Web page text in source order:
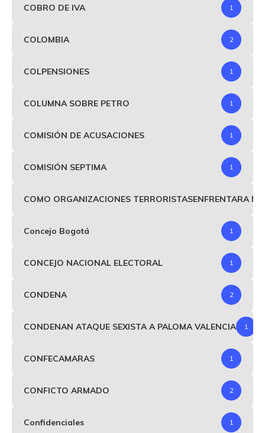
COBRO DE IVA 1
COLOMBIA 2
COLPENSIONES 1
COLUMNA SOBRE PETRO 1
COMISIÓN DE ACUSACIONES 1
COMISIÓN SEPTIMA 1
COMO ORGANIZACIONES TERRORISTASENFRENTARA
Concejo Bogotá 1
CONCEJO NACIONAL ELECTORAL 1
CONDENA 2
CONDENAN ATAQUE SEXISTA A PALOMA VALENCIA 1
CONFECAMARAS 1
CONFICTO ARMADO 2
Confidenciales 1